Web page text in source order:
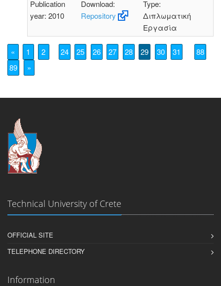
Publication
year: 2010
Download:
Repository
Type:
Διπλωματική
Εργασία
« 1 2 24 25 26 27 28 29 30 31
88
89
»
Technical University of Crete
OFFICIAL SITE
TELEPHONE DIRECTORY
Information